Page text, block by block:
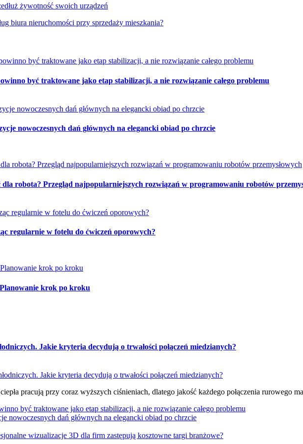
żywotność swoich urządzeń
biura nieruchomości przy sprzedaży mieszkania?
być traktowane jako etap stabilizacji, a nie rozwiązanie całego problemu
nowoczesnych dań głównych na elegancki obiad po chrzcie
robota? Przegląd najpopularniejszych rozwiązań w programowaniu robotów
regularnie w fotelu do ćwiczeń oporowych?
krok po kroku
Jakie kryteria decydują o trwałości połączeń miedzianych?
pracują przy coraz wyższych ciśnieniach, dlatego jakość każdego połączenia rurowego
być traktowane jako etap stabilizacji, a nie rozwiązanie całego problemu
nowoczesnych dań głównych na elegancki obiad po chrzcie
wizualizacje 3D dla firm zastępują kosztowne targi branżowe?